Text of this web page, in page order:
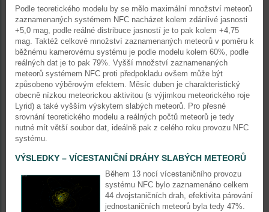
Podle teoretického modelu by se mělo maximální množství meteorů
zaznamenaných systémem NFC nacházet kolem zdánlivé jasnosti
+5,0 mag, podle reálné distribuce jasností je to pak kolem +4,75
mag. Taktéž celkové množství zaznamenaných meteorů v poměru k
běžnému kamerovému systému je podle modelu kolem 60%, podle
reálných dat je to pak 79%. Vyšší množství zaznamenaných
meteorů systémem NFC proti předpokladu ovšem může být
způsobeno výběrovým efektem. Měsíc duben je charakteristický
obecně nízkou meteorickou aktivitou (s výjimkou meteorického roje
Lyrid) a také vyšším výskytem slabých meteorů. Pro přesné
srovnání teoretického modelu a reálných počtů meteorů je tedy
nutné mít větší soubor dat, ideálně pak z celého roku provozu NFC
systému.
VÝSLEDKY – VÍCESTANIČNÍ DRÁHY SLABÝCH METEORŮ
Během 13 nocí vícestaničního provozu
systému NFC bylo zaznamenáno celkem
44 dvojstaničních drah, efektivita párování
jednostaničních meteorů byla tedy 47%.